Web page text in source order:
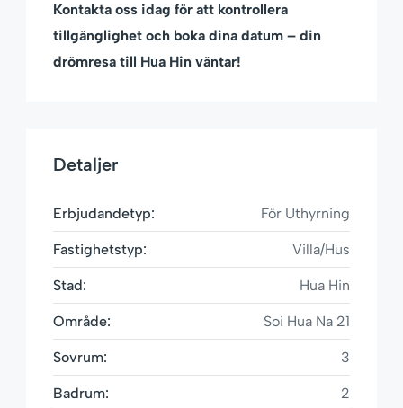
Kontakta oss idag för att kontrollera
tillgänglighet och boka dina datum – din
drömresa till Hua Hin väntar!
Detaljer
Erbjudandetyp: För Uthyrning
Fastighetstyp: Villa/Hus
Stad: Hua Hin
Område: Soi Hua Na 21
Sovrum: 3
Badrum: 2